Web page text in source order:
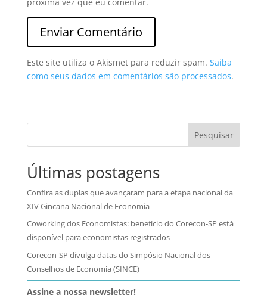
Este site utiliza o Akismet para reduzir spam. Saiba
como seus dados em comentários são processados.
Pesquisar
Últimas postagens
Confira as duplas que avançaram para a etapa nacional da
XIV Gincana Nacional de Economia
Coworking dos Economistas: benefício do Corecon-SP está
disponível para economistas registrados
Corecon-SP divulga datas do Simpósio Nacional dos
Conselhos de Economia (SINCE)
Assine a nossa newsletter!